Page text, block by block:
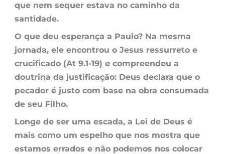
que nem sequer estava no caminho da
santidade.
O que deu esperança a Paulo? Na mesma
jornada, ele encontrou o Jesus ressurreto e
crucificado (At 9.1-19) e compreendeu a
doutrina da justificação: Deus declara que o
pecador é justo com base na obra consumada
de seu Filho.
Longe de ser uma escada, a Lei de Deus é
mais como um espelho que nos mostra que
estamos errados e não podemos nos colocar